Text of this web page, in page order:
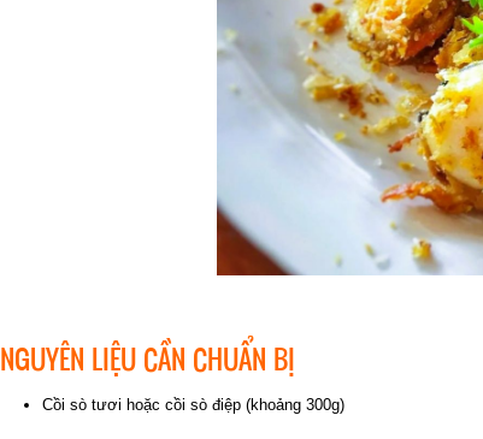
NGUYÊN LIỆU CẦN CHUẨN BỊ
Cồi sò tươi hoặc cồi sò điệp (khoảng 300g)